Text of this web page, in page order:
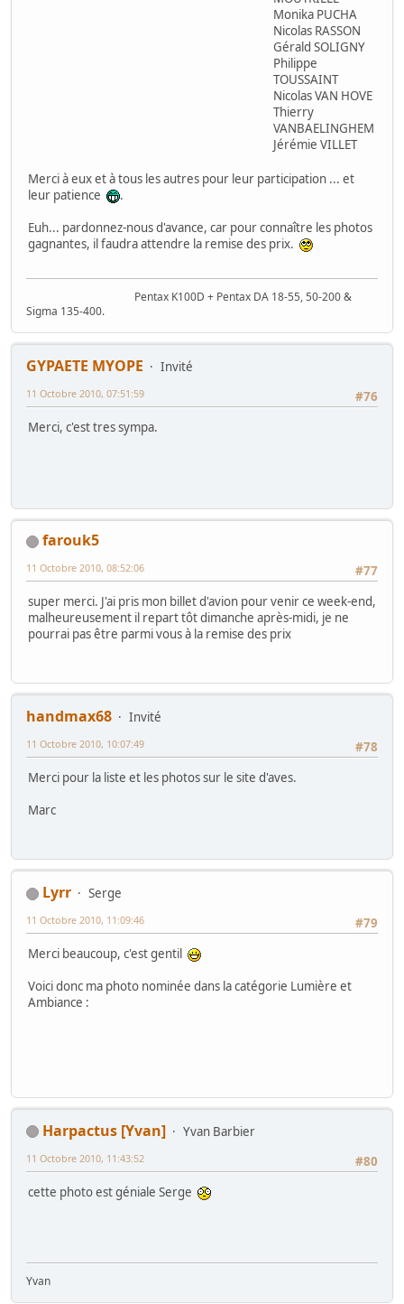
Monika PUCHA
Nicolas RASSON
Gérald SOLIGNY
Philippe
TOUSSAINT
Nicolas VAN HOVE
Thierry
VANBAELINGHEM
Jérémie VILLET
Merci à eux et à tous les autres pour leur participation ... et
leur patience
.
Euh... pardonnez-nous d'avance, car pour connaître les photos
gagnantes, il faudra attendre la remise des prix.
Pentax K100D + Pentax DA 18-55, 50-200 &
Sigma 135-400.
GYPAETE MYOPE
Invité
#76
11 Octobre 2010, 07:51:59
Merci, c'est tres sympa.
farouk5
#77
11 Octobre 2010, 08:52:06
super merci. J'ai pris mon billet d'avion pour venir ce week-end,
malheureusement il repart tôt dimanche après-midi, je ne
pourrai pas être parmi vous à la remise des prix
handmax68
Invité
#78
11 Octobre 2010, 10:07:49
Merci pour la liste et les photos sur le site d'aves.
Marc
Lyrr
Serge
#79
11 Octobre 2010, 11:09:46
Merci beaucoup, c'est gentil
Voici donc ma photo nominée dans la catégorie Lumière et
Ambiance :
Harpactus [Yvan]
Yvan Barbier
#80
11 Octobre 2010, 11:43:52
cette photo est géniale Serge
Yvan